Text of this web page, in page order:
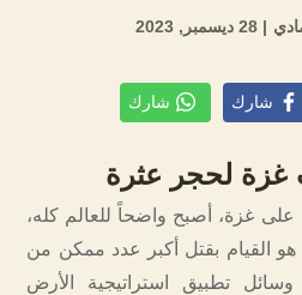
| 28 ديسمبر, 2023
شارك شارك
غزة لحجر عثرة
على غزة، أصبح واضحاً للعالم كله،
هو القيام بقتل أكبر عدد ممكن من
وسائل تطبيق استراتيجية الأرض